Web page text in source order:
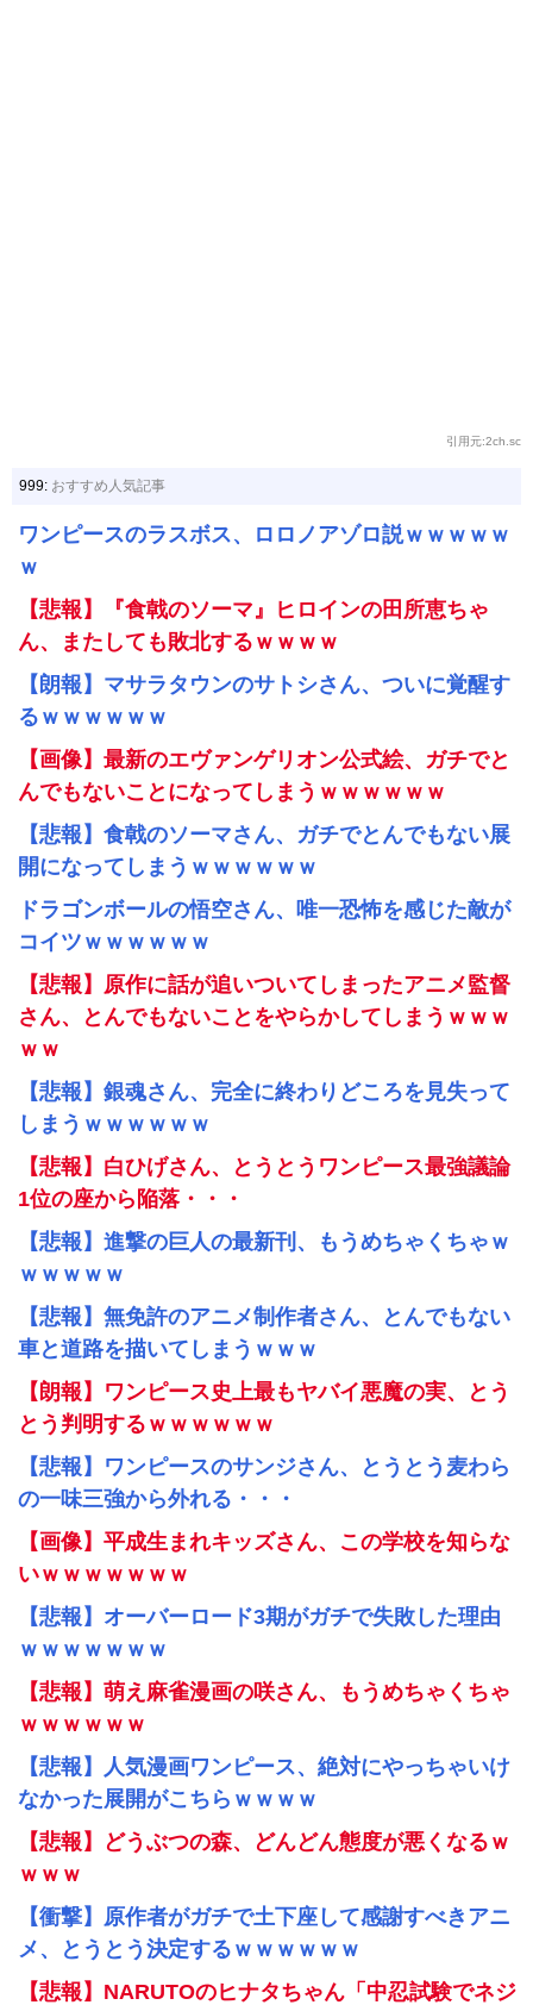
引用元:2ch.sc
999: おすすめ人気記事
ワンピースのラスボス、ロロノアゾロ説ｗｗｗｗｗ
ｗ
【悲報】『食戟のソーマ』ヒロインの田所恵ちゃ
ん、またしても敗北するｗｗｗｗ
【朗報】マサラタウンのサトシさん、ついに覚醒す
るｗｗｗｗｗｗ
【画像】最新のエヴァンゲリオン公式絵、ガチでと
んでもないことになってしまうｗｗｗｗｗｗ
【悲報】食戟のソーマさん、ガチでとんでもない展
開になってしまうｗｗｗｗｗｗ
ドラゴンボールの悟空さん、唯一恐怖を感じた敵が
コイツｗｗｗｗｗｗ
【悲報】原作に話が追いついてしまったアニメ監督
さん、とんでもないことをやらかしてしまうｗｗｗ
ｗｗ
【悲報】銀魂さん、完全に終わりどころを見失って
しまうｗｗｗｗｗｗ
【悲報】白ひげさん、とうとうワンピース最強議論
1位の座から陥落・・・
【悲報】進撃の巨人の最新刊、もうめちゃくちゃｗ
ｗｗｗｗｗ
【悲報】無免許のアニメ制作者さん、とんでもない
車と道路を描いてしまうｗｗｗ
【朗報】ワンピース史上最もヤバイ悪魔の実、とう
とう判明するｗｗｗｗｗｗ
【悲報】ワンピースのサンジさん、とうとう麦わら
の一味三強から外れる・・・
【画像】平成生まれキッズさん、この学校を知らな
いｗｗｗｗｗｗｗ
【悲報】オーバーロード3期がガチで失敗した理由
ｗｗｗｗｗｗｗ
【悲報】萌え麻雀漫画の咲さん、もうめちゃくちゃ
ｗｗｗｗｗｗ
【悲報】人気漫画ワンピース、絶対にやっちゃいけ
なかった展開がこちらｗｗｗｗ
【悲報】どうぶつの森、どんどん態度が悪くなるｗ
ｗｗｗ
【衝撃】原作者がガチで土下座して感謝すべきアニ
メ、とうとう決定するｗｗｗｗｗｗ
【悲報】NARUTOのヒナタちゃん「中忍試験でネジ